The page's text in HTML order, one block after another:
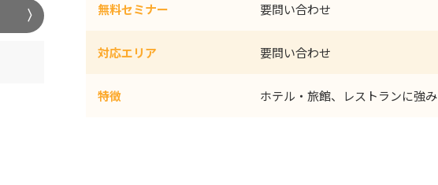
無料セミナー 要問い合わせ
対応エリア 要問い合わせ
特徴 ホテル・旅館、レストランに強み